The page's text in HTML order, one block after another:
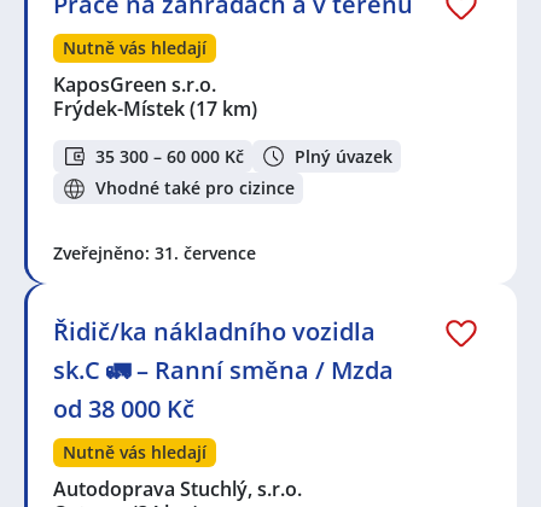
Nutně vás hledají
KaposGreen s.r.o.
Frýdek-Místek(17 km)
35 300 – 60 000 Kč
Plný úvazek
Vhodné také pro cizince
Zveřejněno: 31. července
Řidič/ka nákladního vozidla
sk.C 🚛 – Ranní směna / Mzda
od 38 000 Kč
Nutně vás hledají
Autodoprava Stuchlý, s.r.o.